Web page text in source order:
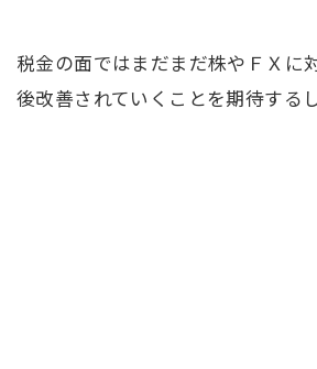
税金の面ではまだまだ株やＦＸに
後改善されていくことを期待する